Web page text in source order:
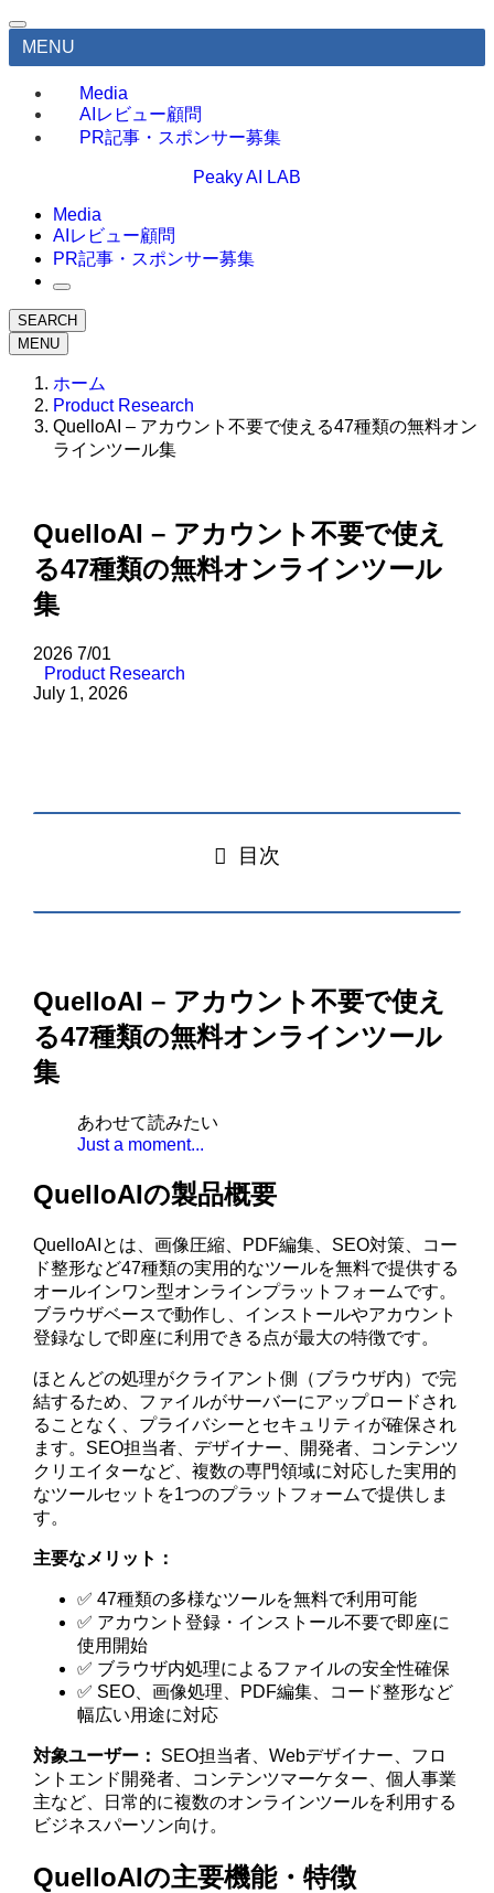
MENU
Media
AIレビュー顧問
PR記事・スポンサー募集
Peaky AI LAB
Media
AIレビュー顧問
PR記事・スポンサー募集
SEARCH
MENU
ホーム
Product Research
QuelloAI – アカウント不要で使える47種類の無料オン
ラインツール集
QuelloAI – アカウント不要で使え
る47種類の無料オンラインツール
集
2026 7/01
Product Research
July 1, 2026
目次
QuelloAI – アカウント不要で使え
る47種類の無料オンラインツール
集
あわせて読みたい
Just a moment...
QuelloAIの製品概要
QuelloAIとは、画像圧縮、PDF編集、SEO対策、コー
ド整形など47種類の実用的なツールを無料で提供する
オールインワン型オンラインプラットフォームです。
ブラウザベースで動作し、インストールやアカウント
登録なしで即座に利用できる点が最大の特徴です。
ほとんどの処理がクライアント側（ブラウザ内）で完
結するため、ファイルがサーバーにアップロードされ
ることなく、プライバシーとセキュリティが確保され
ます。SEO担当者、デザイナー、開発者、コンテンツ
クリエイターなど、複数の専門領域に対応した実用的
なツールセットを1つのプラットフォームで提供しま
す。
主要なメリット：
✅ 47種類の多様なツールを無料で利用可能
✅ アカウント登録・インストール不要で即座に
使用開始
✅ ブラウザ内処理によるファイルの安全性確保
✅ SEO、画像処理、PDF編集、コード整形など
幅広い用途に対応
対象ユーザー：
SEO担当者、Webデザイナー、フロ
ントエンド開発者、コンテンツマーケター、個人事業
主など、日常的に複数のオンラインツールを利用する
ビジネスパーソン向け。
QuelloAIの主要機能・特徴